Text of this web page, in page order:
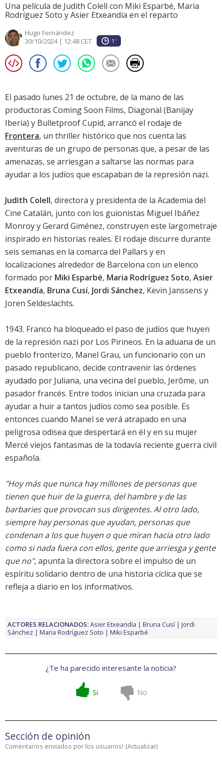
Una película de Judith Colell con Miki Esparbé, Maria
Rodríguez Soto y Asier Etxeandía en el reparto
Hugo Fernández
30/10/2024 | 12:48 CET
1'
El pasado lunes 21 de octubre, de la mano de las
productoras Coming Soon Films, Diagonal (Banijay
Iberia) y Bulletproof Cupid, arrancó el rodaje de
Frontera, un thriller histórico que nos cuenta las
aventuras de un grupo de personas que, a pesar de las
amenazas, se arriesgan a saltarse las normas para
ayudar a los judíos que escapaban de la represión nazi.
Judith Colell, directora y presidenta de la Academia del
Cine Catalán, junto con los guionistas Miguel Ibáñez
Monroy y Gerard Giménez, construyen este largometraje
inspirado en historias reales. El rodaje discurre durante
seis semanas en la comarca del Pallars y en
localizaciones alrededor de Barcelona con un elenco
formado por Miki Esparbé, Maria Rodríguez Soto, Asier
Etxeandía, Bruna Cusí, Jordi Sánchez, Kevin Janssens y
Joren Seldeslachts.
1943. Franco ha bloqueado el paso de judíos que huyen
de la represión nazi por Los Pirineos. En la aduana de un
pueblo fronterizo, Manel Grau, un funcionario con un
pasado republicano, decide contravenir las órdenes
ayudado por Juliana, una vecina del pueblo, Jerôme, un
pasador francés. Entre todos inician una cruzada para
ayudar a huir a tantos judíos como sea posible. Es
entonces cuando Manel se verá atrapado en una
peligrosa odisea que despertará en él y en su mujer
Mercé viejos fantasmas de la todavía reciente guerra civil
española.
"Hoy más que nunca hay millones de personas que
tienen que huir de la guerra, del hambre y de las
barbaries que provocan sus dirigentes. Al otro lado,
siempre hay personas que ayudan, personas que
condenan a los que huyen o que miran hacia otro lado
como si nada fuera con ellos, gente que arriesga y gente
que no", apunta la directora sobre el impulso de un
espíritu solidario dentro de una historia cíclica que se
refleja a diario en los informativos.
ACTORES RELACIONADOS:Asier Etxeandía Bruna Cusí
Jordi
Sánchez
Maria Rodríguez Soto Miki Esparbé
¿Te ha parecido interesante la noticia?
Si No
Sección de opinión
Comentarios enviados por los usuarios! (Actualizar)